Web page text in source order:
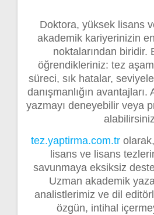
Doktora, yüksek lisans
akademik kariyerinizin
noktalarından biridir.
öğrendikleriniz: tez
süreci, sık hatalar,
danışmanlığın avantajları.
yazmayı deneyebilir veya
tez.yaptirma.com.tr
lisans ve lisans
savunmaya eksiksiz
Uzman akademik
analistlerimiz ve dil
özgün, intihal